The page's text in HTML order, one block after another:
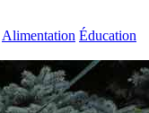
Alimentation Éducation